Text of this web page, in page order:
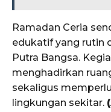
Ramadan Ceria
edukatif yang rutin
Putra Bangsa.
menghadirkan
sekaligus
lingkungan sekitar.